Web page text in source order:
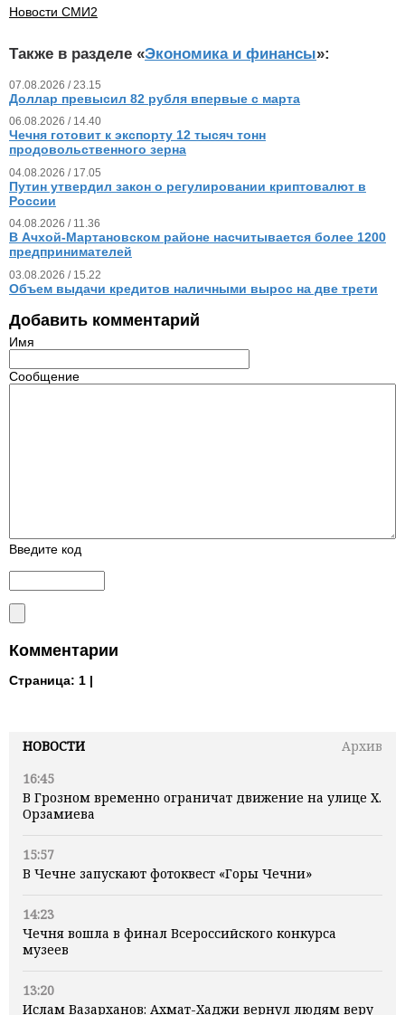
НОВОСТИ
Архив
16:45
В Грозном временно ограничат движение на улице Х.
Орзамиева
15:57
В Чечне запускают фотоквест «Горы Чечни»
14:23
Чечня вошла в финал Всероссийского конкурса
музеев
13:20
Ислам Вазарханов: Ахмат-Хаджи вернул людям веру
Новости СМИ2
Также в разделе «Экономика и финансы»:
07.08.2026 / 23.15
Доллар превысил 82 рубля впервые с марта
06.08.2026 / 14.40
Чечня готовит к экспорту 12 тысяч тонн
продовольственного зерна
04.08.2026 / 17.05
Путин утвердил закон о регулировании криптовалют в
России
04.08.2026 / 11.36
В Ачхой-Мартановском районе насчитывается более 1200
предпринимателей
03.08.2026 / 15.22
Объем выдачи кредитов наличными вырос на две трети
Добавить комментарий
Имя
Сообщение
Введите код
Комментарии
Страница: 1 |